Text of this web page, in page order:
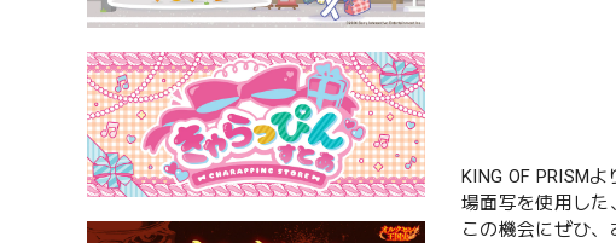
KING OF PRISM
場面写を使用した
この機会にぜひ、